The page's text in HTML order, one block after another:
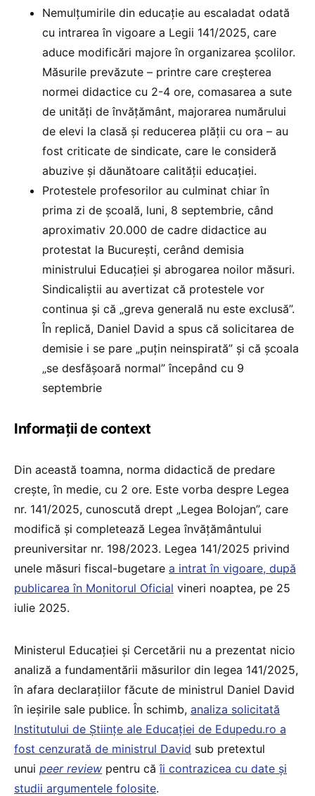
Nemulțumirile din educație au escaladat odată
cu intrarea în vigoare a Legii 141/2025, care
aduce modificări majore în organizarea școlilor.
Măsurile prevăzute – printre care creșterea
normei didactice cu 2-4 ore, comasarea a sute
de unități de învățământ, majorarea numărului
de elevi la clasă și reducerea plății cu ora – au
fost criticate de sindicate, care le consideră
abuzive și dăunătoare calității educației.
Protestele profesorilor au culminat chiar în
prima zi de școală, luni, 8 septembrie, când
aproximativ 20.000 de cadre didactice au
protestat la București, cerând demisia
ministrului Educației și abrogarea noilor măsuri.
Sindicaliștii au avertizat că protestele vor
continua și că „greva generală nu este exclusă”.
În replică, Daniel David a spus că solicitarea de
demisie i se pare „puțin neinspirată” și că școala
„se desfășoară normal” începând cu 9
septembrie
Informații de context
Din această toamna, norma didactică de predare
crește, în medie, cu 2 ore. Este vorba despre Legea
nr. 141/2025, cunoscută drept „Legea Bolojan”, care
modifică și completează Legea învățământului
preuniversitar nr. 198/2023. Legea 141/2025 privind
unele măsuri fiscal-bugetare a intrat în vigoare, după
publicarea în Monitorul Oficial vineri noaptea, pe 25
iulie 2025.
Ministerul Educației și Cercetării nu a prezentat nicio
analiză a fundamentării măsurilor din legea 141/2025,
în afara declarațiilor făcute de ministrul Daniel David
în ieșirile sale publice. În schimb, analiza solicitată
Institutului de Științe ale Educației de Edupedu.ro a
fost cenzurată de ministrul David sub pretextul
unui peer review pentru căîi contrazicea cu date și
studii argumentele folosite.